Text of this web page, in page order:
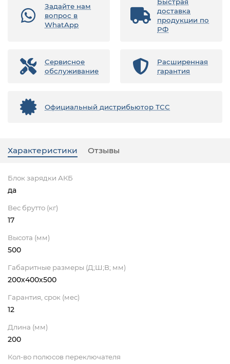
Задайте нам
вопрос в
WhatApp
Быстрая
доставка
продукции по
РФ
Сервисное
обслуживание
Расширенная
гарантия
Официальный дистрибьютор ТСС
Характеристики Отзывы
Блок зарядки АКБ
да
Вес брутто (кг)
17
Высота (мм)
500
Габаритные размеры (Д;Ш;В; мм)
200х400х500
Гарантия, срок (мес)
12
Длина (мм)
200
Кол-во полюсов переключателя